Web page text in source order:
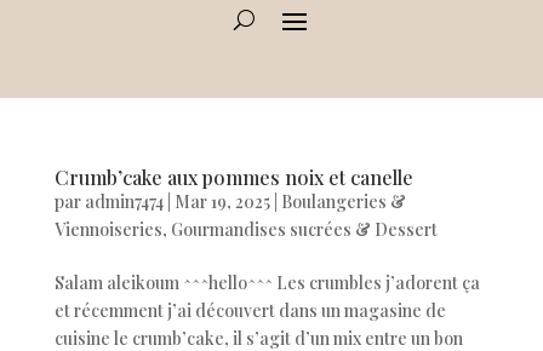
Crumb’cake aux pommes noix et canelle
par admin7474| Mar 19, 2025| Boulangeries &
Viennoiseries, Gourmandises sucrées & Dessert
Salam aleikoum ^^^hello^^^ Les crumbles j’adorent ça
et récemment j’ai découvert dans un magasine de
cuisine le crumb’cake, il s’agit d’un mix entre un bon